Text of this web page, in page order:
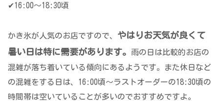
✔16:00～18:30頃
かき氷が人気のお店ですので、 やはりお天気が良くて
暑い日は特に需要があります。
雨の日は比較的お店の
混雑が落ち着いている傾向にあるようです。また休日など
の混雑をする日は、16:00頃～ラストオーダーの18:30頃の
時間帯は空いていることが多いのでおすすめですよ。